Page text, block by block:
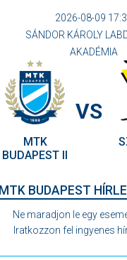
2026-08-09
SÁNDOR KÁROLY
AKADÉMIA
MTK
BUDAPEST II
VS
MTK BUDAPEST
Ne maradjon le egy
Iratkozzon fel ingyenes